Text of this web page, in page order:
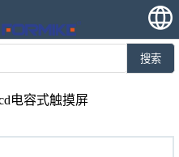
搜索
电容式触摸屏